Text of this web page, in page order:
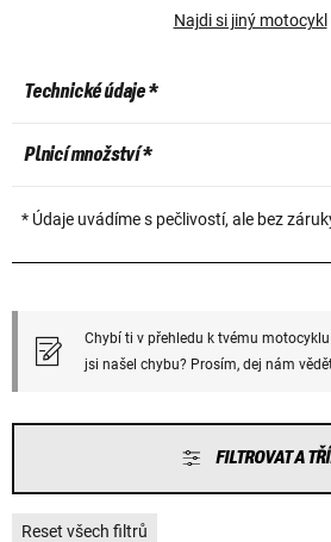
Najdi si jiný motocykl
Technické údaje *
Plnicí množství *
* Údaje uvádíme s pečlivostí, ale bez
Chybí ti v přehledu k tvému
jsi našel chybu? Prosím, dej nám
FILTROVAT A
Reset všech filtrů